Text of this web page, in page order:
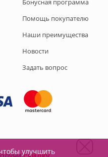
Бонусная программа
Помощь покупателю
Наши преимущества
Новости
Задать вопрос
улучшить